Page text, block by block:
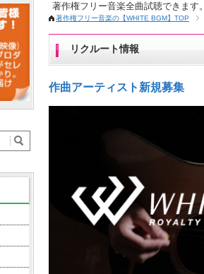
著作権フリー音楽全曲試聴できます
著作権フリー音楽の【WHITE BGM】TOP
リクルート情報
作曲アーティスト新規募集